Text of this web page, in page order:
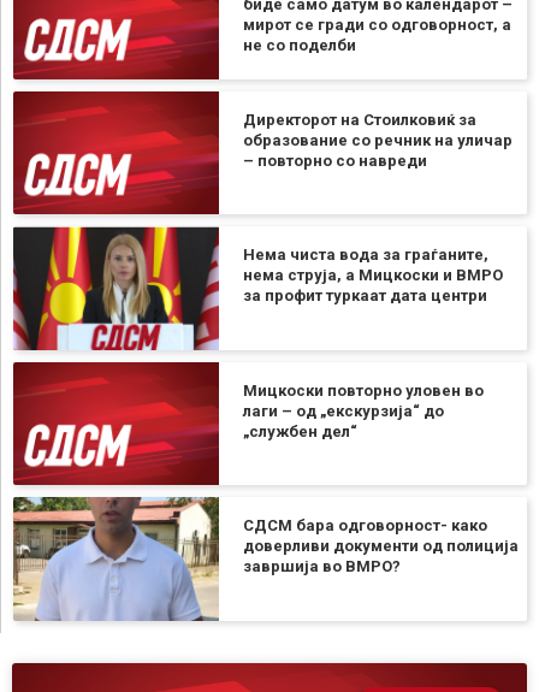
биде само датум во календарот –
мирот се гради со одговорност, а
не со поделби
Директорот на Стоилковиќ за
образование со речник на уличар
– повторно со навреди
Нема чиста вода за граѓаните,
нема струја, а Мицкоски и ВМРО
за профит туркаат дата центри
Мицкоски повторно уловен во
лаги – од „екскурзија“ до
„службен дел“
СДСМ бара одговорност- како
доверливи документи од полиција
завршија во ВМРО?